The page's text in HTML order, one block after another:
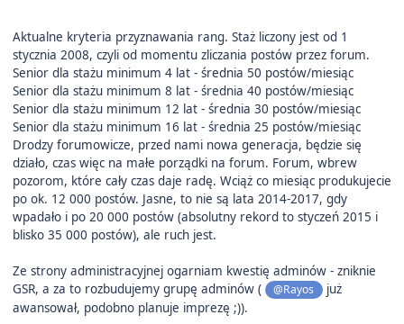
Aktualne kryteria przyznawania rang. Staż liczony jest od 1
stycznia 2008, czyli od momentu zliczania postów przez forum.
Senior dla stażu minimum 4 lat - średnia 50 postów/miesiąc
Senior dla stażu minimum 8 lat - średnia 40 postów/miesiąc
Senior dla stażu minimum 12 lat - średnia 30 postów/miesiąc
Senior dla stażu minimum 16 lat - średnia 25 postów/miesiąc
Drodzy forumowicze, przed nami nowa generacja, będzie się
działo, czas więc na małe porządki na forum. Forum, wbrew
pozorom, które cały czas daje radę. Wciąż co miesiąc produkujecie
po ok. 12 000 postów. Jasne, to nie są lata 2014-2017, gdy
wpadało i po 20 000 postów (absolutny rekord to styczeń 2015 i
blisko 35 000 postów), ale ruch jest.
Ze strony administracyjnej ogarniam kwestię adminów - zniknie
GSR, a za to rozbudujemy grupę adminów (
@Rayos już
awansował, podobno planuje imprezę ;)).